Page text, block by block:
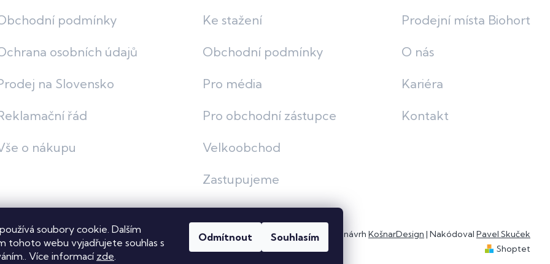
soubory cookie. Dalším
tohoto webu vyjadřujete souhlas s
Více informací zde.
Odmítnout Souhlasím
podmínky
osobních údajů
na Slovensko
řád
o nákupu
Ke stažení
Obchodní podmínky
Pro média
Pro obchodní zástupce
Velkoobchod
Zastupujeme
Prodejní místa Biohort
O nás
Kariéra
Kontakt
Grafický návrh KošnarDesign | Nakódoval Pavel Skuček
Shoptet
nastavení cookies